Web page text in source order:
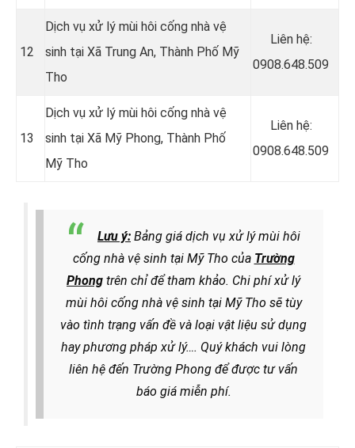
12
Dịch vụ xử lý mùi hôi cống nhà vệ
sinh tại Xã Trung An, Thành Phố Mỹ
Tho
Liên hệ:
0908.648.509
13
Dịch vụ xử lý mùi hôi cống nhà vệ
sinh tại Xã Mỹ Phong, Thành Phố
Mỹ Tho
Liên hệ:
0908.648.509
Lưu ý: Bảng giá dịch vụ xử lý mùi hôi
cống nhà vệ sinh tại Mỹ Tho của Trường
Phong trên chỉ để tham khảo. Chi phí xử lý
mùi hôi cống nhà vệ sinh tại Mỹ Tho sẽ tùy
vào tình trạng vấn đề và loại vật liệu sử dụng
hay phương pháp xử lý…. Quý khách vui lòng
liên hệ đến Trường Phong để được tư vấn
báo giá miễn phí.